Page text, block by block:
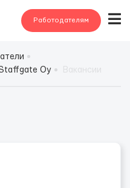
Работодателям
Oy